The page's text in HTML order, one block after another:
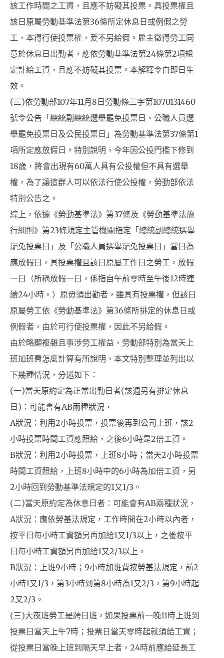
該工作時間之工資，且應不妨礙其投票。具投票權且
該日原屬勞動基準法第36條所定休息日或例假之勞
工，本得行使投票權，爰不另給假。雇主徵得勞工同
意於休息日出勤者，應依勞動基準法第24條第2項規
定計給工資，且應不妨礙其投票。本解釋令自即日生
效。
(三)依勞動部107年11月8日勞動條三字第1070131460
號令公告「總統副總統選舉罷免投票日、公職人員選
舉罷免投票日及公民投票日」為勞動基準法第37條第1
項所定應放假日。特別說明，今年因公投門檻下修到
18歲，將會出現有60萬人具有公投權但不具有選舉
權，為了讓這群人可以依法行使公投權，勞動部依法
特別公告之。
綜上，依據《勞動基準法》第37條及《勞動基準法施
行細則》第23條規定主管機關指定「總統副總統選舉
罷免投票日」及「公職人員選舉罷免投票日」當日為
應放假日，具投票權且該日原屬工作日之勞工，放假
一日（所稱放假一日，係指自午前零時至午後12時連
續24小時。）原毋須出勤者，雖具有投票權，但該日
原屬勞工依《勞動基準法》第36條所排定的休息日或
例假者，由於可行使投票權，因此不另給假。
由於略顯複雜且事涉勞工權益，勞動部特別為當天上
班加班費怎麼計算有所說明，本文特別整理並列出以
下幾種情況，分述如下：
(一)當天原約定為正常出勤日者(該週另有排定休息
日)：可能會有AB兩種狀況，
A狀況：利用2小時投票，投票後再到公司上班，該2
小時投票時間工資應照給，之後6小時是2倍工資。
B狀況：利用2小時投票，上班8小時；當天2小時投票
時間工資照給，上班8小時中的6小時為加倍工資，另
2小時回到勞動基準法規定的1又1/3。
(二)當天原約定為休息日者：可能會有AB兩種狀況，
A狀況：應依勞基法規定，工作時間在2小時以內者，
按平日每小時工資額另再加給1又1/3以上，之後按平
日每小時工資額另再加給1又2/3以上。
B狀況：上班9小時；9小時加班費按勞基法規定，前2
小時1又1/3，第3小時到第8小時為1又2/3，第9小時起
2又2/3。
(三)大夜班勞工是跨日班，如果投票前一晚11時上班到
投票日當天上午7時；投票日當天零時起就須給工資；
從投票日當晚上班到隔天早上者，24時前應給延長工